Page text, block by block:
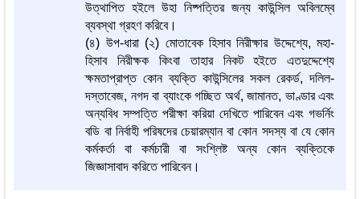
উত্থাপিত হইলে উহা নিষ্পত্তির জন্য কাউন্সিল অবিলম্বে
ব্যবস্থা গ্রহণ করিবে।
(৪) উপ-ধারা (২) মোতাবেক হিসাব নিরীক্ষার উদ্দেশ্যে, মহা-
হিসাব নিরীক্ষক কিংবা তাহার নিকট হইতে এতদুদ্দেশ্যে
ক্ষমতাপ্রাপ্ত কোন ব্যক্তি কাউন্সিলের সকল রেকর্ড, দলিল-
দস্তাবেজ, নগদ বা ব্যাংকে গচ্ছিত অর্থ, জামানত, ভাণ্ডার এবং
অন্যবিধ সম্পত্তি পরীক্ষা করিয়া দেখিতে পারিবেন এবং গভর্নিং
বডি বা নির্বাহী পরিষদের চেয়ারম্যান বা কোন সদস্য বা যে কোন
কর্মকর্তা বা কর্মচারী বা সংশ্লিষ্ট অন্য কোন ব্যক্তিকে
জিজ্ঞাসাবাদ করিতে পারিবেন।